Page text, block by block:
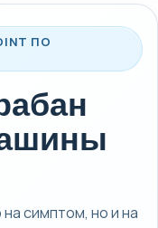
ПО
симптом, но и на